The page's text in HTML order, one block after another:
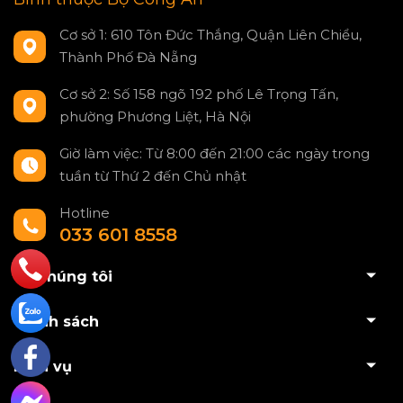
Tiêu thụ điện năng siêu thấp.
cục bộ và từ xa.
Có cảnh báo khi pin yếu để người dùng chủ
động bảo trì.
4. Thiết Kế Nhỏ Gọn, Tính Năng Tiện
Lợi
Chế độ im lặng:
($\Phi 99.5 \times 35$
mm), dễ dàng lắp đặt ốp
trần mà không ảnh hưởng đến nội thất.
Cơ sở 1: 610 Tôn Đức Thắng, Quận Liên Chiểu,
Thành Phố Đà Nẵng
Cơ sở 2: Số 158 ngõ 192 phố Lê Trọng Tấn,
phường Phương Liệt, Hà Nội
Giờ làm việc: Từ 8:00 đến 21:00 các ngày trong
tuần từ Thứ 2 đến Chủ nhật
Hotline
033 601 8558
Về chúng tôi
Chính sách
Dịch vụ